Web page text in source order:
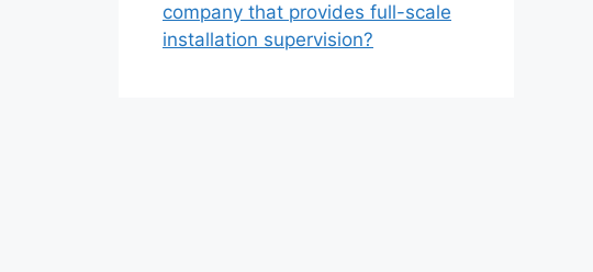
company that provides full-scale
installation supervision?